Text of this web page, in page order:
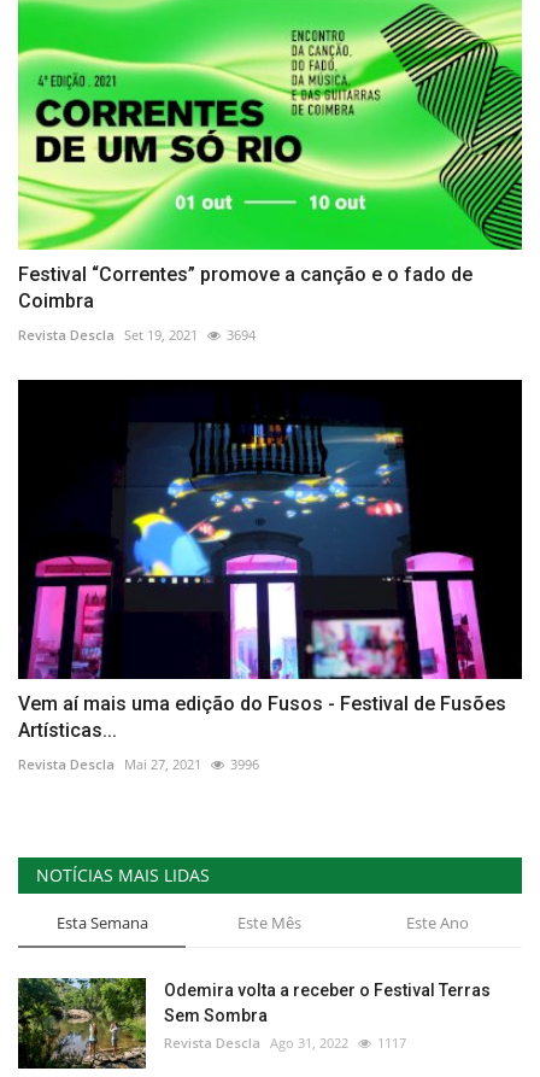
Festival “Correntes” promove a canção e o fado de
Coimbra
Revista Descla Set 19, 2021 3694
Vem aí mais uma edição do Fusos - Festival de Fusões
Artísticas...
Revista Descla Mai 27, 2021 3996
NOTÍCIAS MAIS LIDAS
Esta Semana Este Mês Este Ano
Odemira volta a receber o Festival Terras
Sem Sombra
Revista Descla Ago 31, 2022 1117